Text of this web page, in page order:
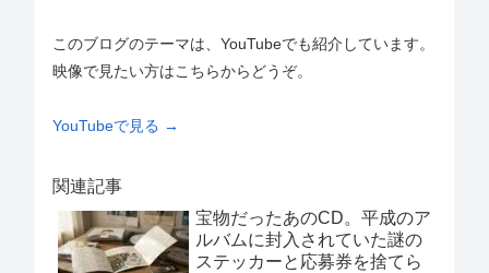
このブログのテーマは、YouTubeでも紹介しています。
映像で見たい方はこちらからどうぞ。
YouTubeで見る →
関連記事
宝物だったあのCD。平成のア
ルバムに封入されていた謎の
ステッカーと応募券を捨てら